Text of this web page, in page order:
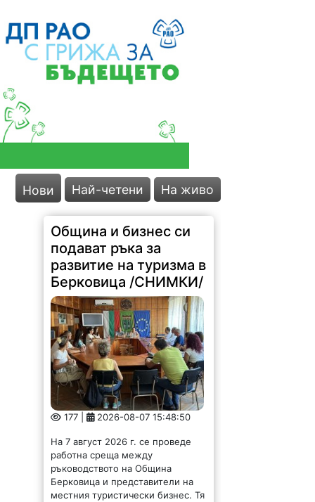
Нови Най-четени На живо
Община и бизнес си
подават ръка за
развитие на туризма в
Берковица /СНИМКИ/
177 | 2026-08-07 15:48:50
На 7 август 2026 г. се проведе
работна среща между
ръководството на Община
Берковица и представители на
местния туристически бизнес. Тя